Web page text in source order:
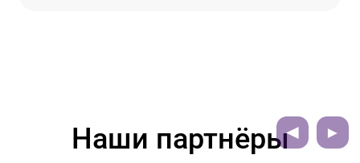
Наши партнёры